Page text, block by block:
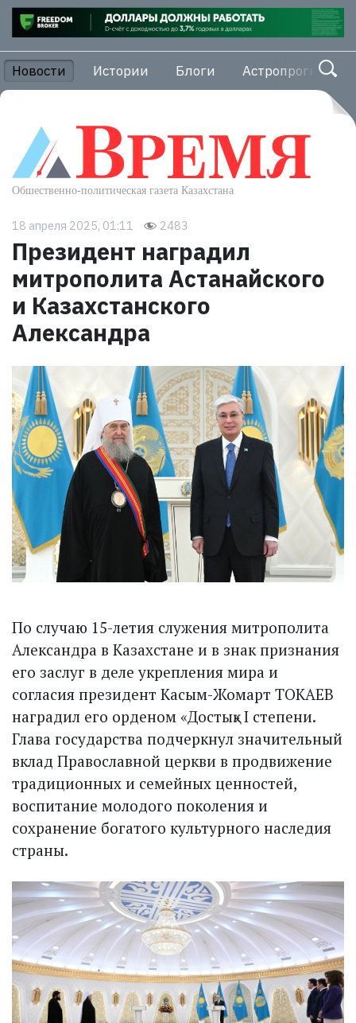
Новости Истории Блоги Астропрогноз
18 апреля 2025, 01:11 2483
Президент наградил
митрополита Астанайского
и Казахстанского
Александра
По случаю 15-летия служения митрополита
Александра в Казахстане и в знак признания
его заслуг в деле укрепления мира и
согласия президент Касым-Жомарт ТОКАЕВ
наградил его орденом «Достық» I степени.
Глава государства подчеркнул значительный
вклад Православной церкви в продвижение
традиционных и семейных ценностей,
воспитание молодого поколения и
сохранение богатого культурного наследия
страны.